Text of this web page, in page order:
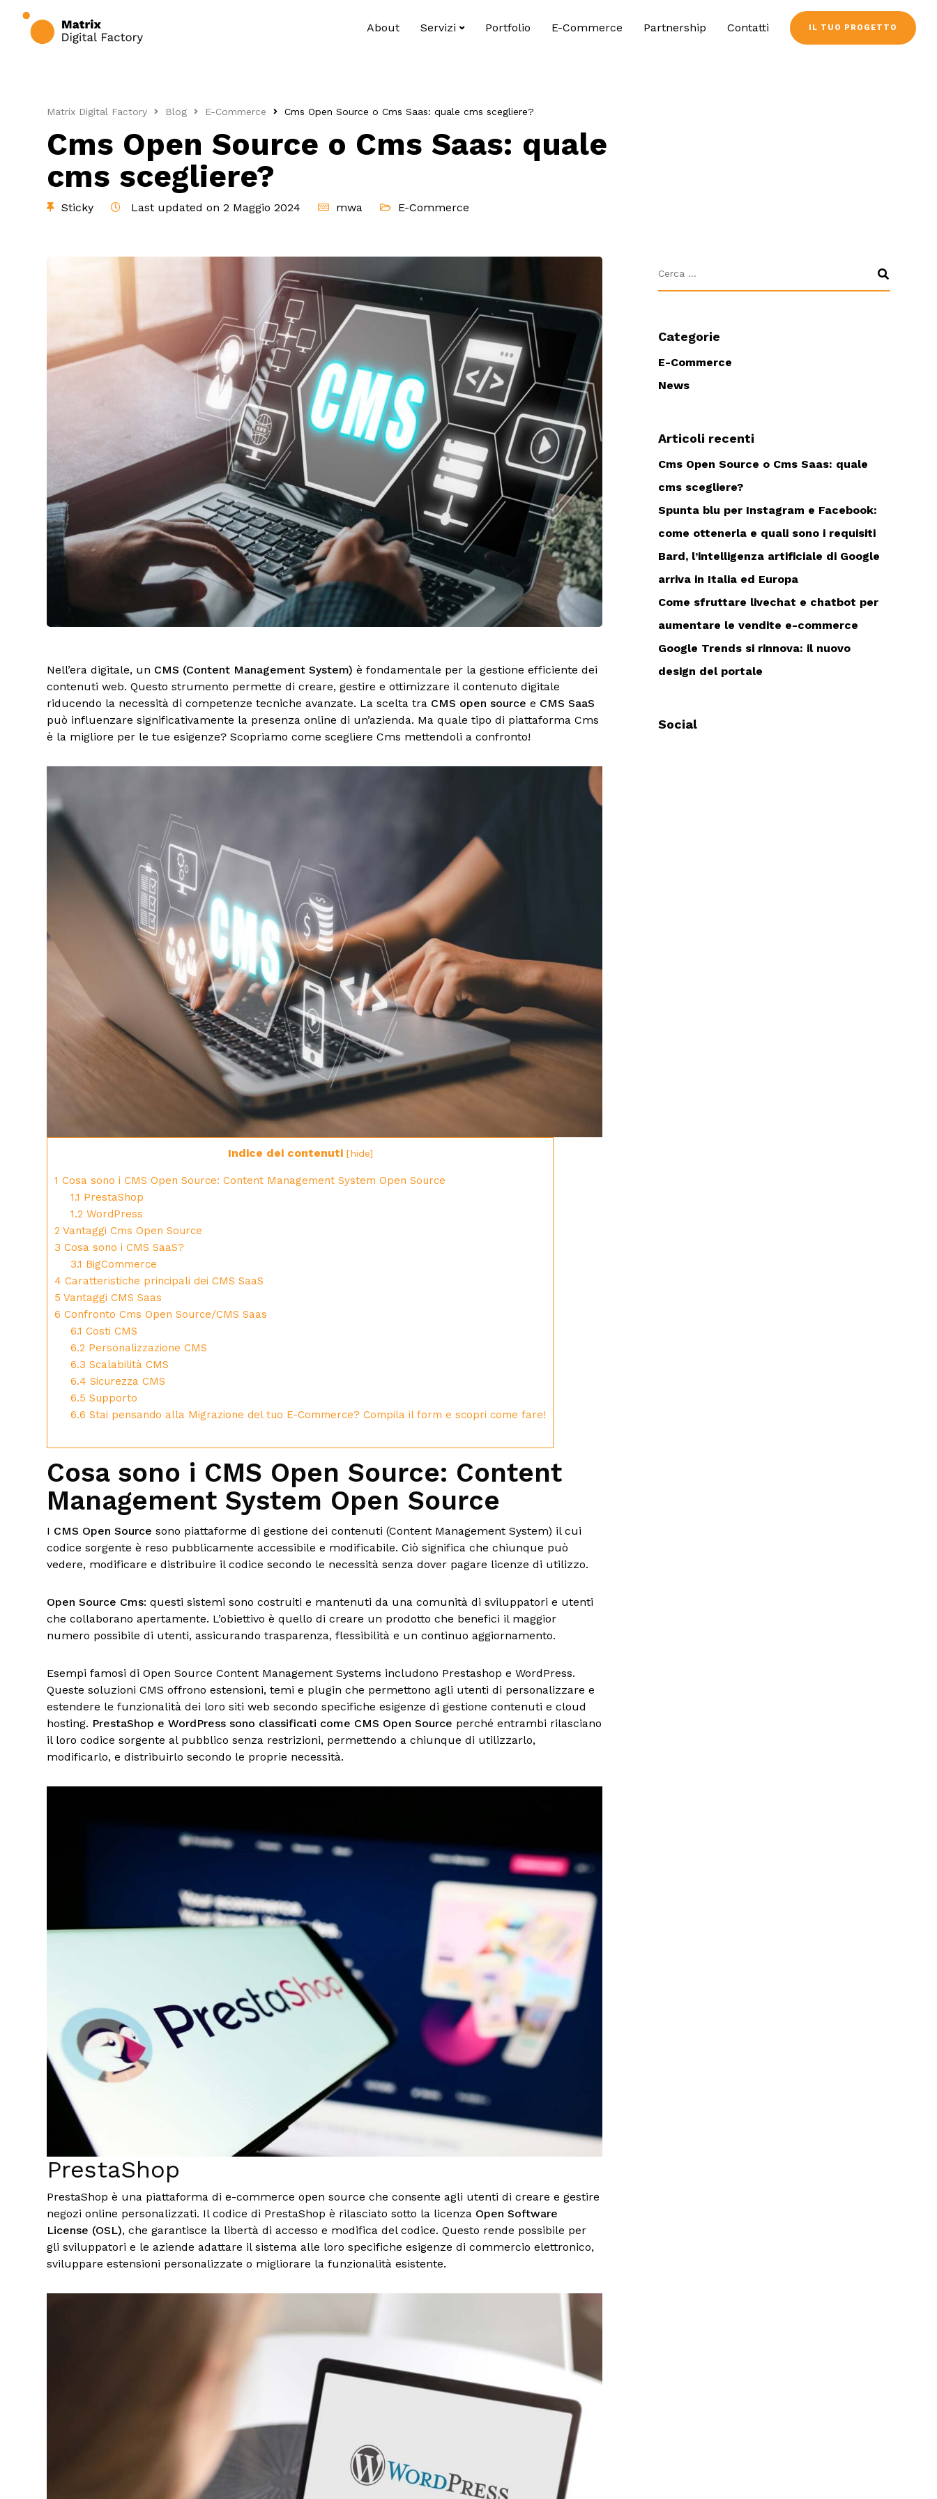
About Servizi Portfolio E-Commerce Partnership Contatti IL TUO PROGETTO
Matrix Digital Factory Blog E-Commerce Cms Open Source o Cms Saas: quale cms scegliere?
Cms Open Source o Cms Saas: quale
cms scegliere?
Sticky Last updated on 2 Maggio 2024 mwa E-Commerce
Nell’era digitale, un CMS (Content Management System) è fondamentale per la gestione efficiente dei
contenuti web. Questo strumento permette di creare, gestire e ottimizzare il contenuto digitale
riducendo la necessità di competenze tecniche avanzate. La scelta tra CMS open source e CMS SaaS
può influenzare significativamente la presenza online di un’azienda. Ma quale tipo di piattaforma Cms
è la migliore per le tue esigenze? Scopriamo come scegliere Cms mettendoli a confronto!
Indice dei contenuti [hide]
1 Cosa sono i CMS Open Source: Content Management System Open Source
1.1 PrestaShop
1.2 WordPress
2 Vantaggi Cms Open Source
3 Cosa sono i CMS SaaS?
3.1 BigCommerce
4 Caratteristiche principali dei CMS SaaS
5 Vantaggi CMS Saas
6 Confronto Cms Open Source/CMS Saas
6.1 Costi CMS
6.2 Personalizzazione CMS
6.3 Scalabilità CMS
6.4 Sicurezza CMS
6.5 Supporto
6.6 Stai pensando alla Migrazione del tuo E-Commerce? Compila il form e scopri come fare!
Cosa sono i CMS Open Source: Content
Management System Open Source
I CMS Open Source sono piattaforme di gestione dei contenuti (Content Management System) il cui
codice sorgente è reso pubblicamente accessibile e modificabile. Ciò significa che chiunque può
vedere, modificare e distribuire il codice secondo le necessità senza dover pagare licenze di utilizzo.
Open Source Cms: questi sistemi sono costruiti e mantenuti da una comunità di sviluppatori e utenti
che collaborano apertamente. L’obiettivo è quello di creare un prodotto che benefici il maggior
numero possibile di utenti, assicurando trasparenza, flessibilità e un continuo aggiornamento.
Esempi famosi di Open Source Content Management Systems includono Prestashop e WordPress.
Queste soluzioni CMS offrono estensioni, temi e plugin che permettono agli utenti di personalizzare e
estendere le funzionalità dei loro siti web secondo specifiche esigenze di gestione contenuti e cloud
hosting. PrestaShop e WordPress sono classificati come CMS Open Source perché entrambi rilasciano
il loro codice sorgente al pubblico senza restrizioni, permettendo a chiunque di utilizzarlo,
modificarlo, e distribuirlo secondo le proprie necessità.
PrestaShop
PrestaShop è una piattaforma di e-commerce open source che consente agli utenti di creare e gestire
negozi online personalizzati. Il codice di PrestaShop è rilasciato sotto la licenza Open Software
License (OSL), che garantisce la libertà di accesso e modifica del codice. Questo rende possibile per
gli sviluppatori e le aziende adattare il sistema alle loro specifiche esigenze di commercio elettronico,
sviluppare estensioni personalizzate o migliorare la funzionalità esistente.
Categorie
E-Commerce
News
Articoli recenti
Cms Open Source o Cms Saas: quale
cms scegliere?
Spunta blu per Instagram e Facebook:
come ottenerla e quali sono i requisiti
Bard, l’intelligenza artificiale di Google
arriva in Italia ed Europa
Come sfruttare livechat e chatbot per
aumentare le vendite e-commerce
Google Trends si rinnova: il nuovo
design del portale
Social